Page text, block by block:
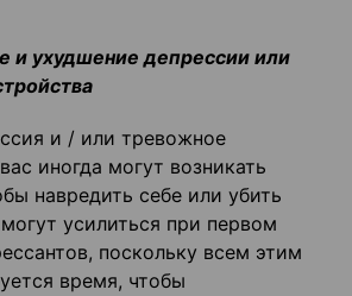
и ухудшение депрессии или
и / или тревожное
иногда могут возникать
навредить себе или убить
усилиться при первом
поскольку всем этим
время, чтобы